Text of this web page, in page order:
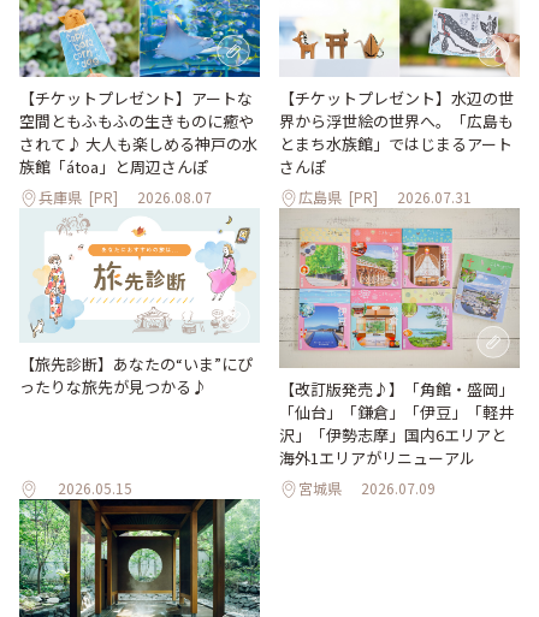
【チケットプレゼント】アートな
空間ともふもふの生きものに癒や
されて♪ 大人も楽しめる神戸の水
族館「átoa」と周辺さんぽ
兵庫県 [PR] 2026.08.07
【チケットプレゼント】水辺の世
界から浮世絵の世界へ。「広島も
とまち水族館」ではじまるアート
さんぽ
広島県 [PR] 2026.07.31
【旅先診断】あなたの“いま”にぴ
ったりな旅先が見つかる♪
2026.05.15
【改訂版発売♪】「角館・盛岡」
「仙台」「鎌倉」「伊豆」「軽井
沢」「伊勢志摩」国内6エリアと
海外1エリアがリニューアル
宮城県 2026.07.09